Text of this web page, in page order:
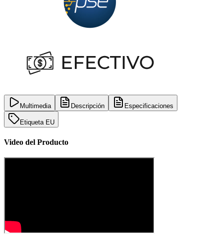
Multimedia Descripción Especificaciones
Etiqueta EU
Video del Producto